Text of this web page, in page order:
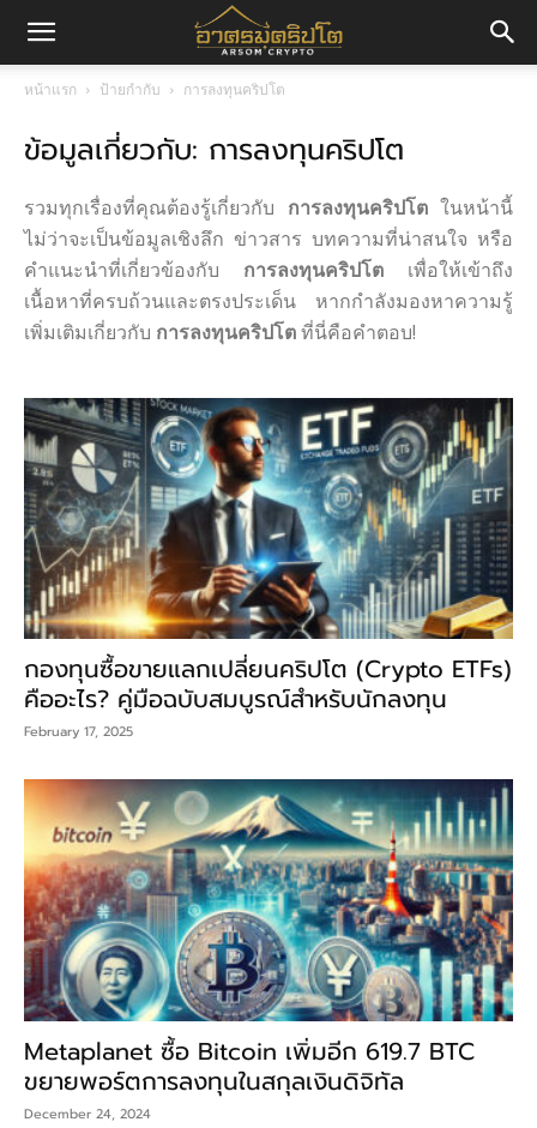
มค
ปโต
หน้าแรก ป้ายกำกับ การลงทุนคริปโต
ข้อมูลเกี่ยวกับ: การลงทุนคริปโต
รวมทุกเรื่องที่คุณต้องรู้เกี่ยวกับ การลงทุนคริปโตในหน้านี้
ไม่ว่าจะเป็นข้อมูลเชิงลึก ข่าวสาร บทความที่น่าสนใจ หรือ
คำแนะนำที่เกี่ยวข้องกับ การลงทุนคริปโต เพื่อให้เข้าถึง
เนื้อหาที่ครบถ้วนและตรงประเด็น หากกำลังมองหาความรู้
เพิ่มเติมเกี่ยวกับ การลงทุนคริปโตที่นี่คือคำตอบ!
กองทุนซื้อขายแลกเปลี่ยนคริปโต (Crypto ETFs)
คืออะไร? คู่มือฉบับสมบูรณ์สำหรับนักลงทุน
February 17, 2025
Metaplanet ซื้อ Bitcoin เพิ่มอีก 619.7 BTC
ขยายพอร์ตการลงทุนในสกุลเงินดิจิทัล
December 24, 2024